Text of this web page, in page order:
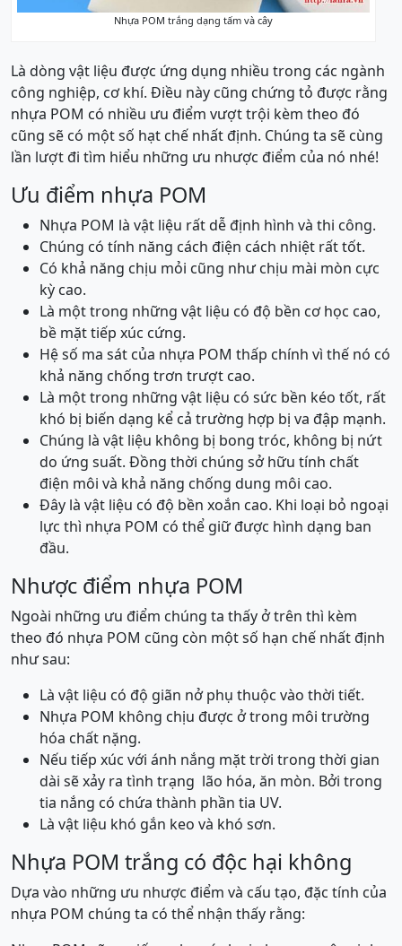
Nhựa POM trắng dạng tấm và cây
Là dòng vật liệu được ứng dụng nhiều trong các ngành
công nghiệp, cơ khí. Điều này cũng chứng tỏ được rằng
nhựa POM có nhiều ưu điểm vượt trội kèm theo đó
cũng sẽ có một số hạt chế nhất định. Chúng ta sẽ cùng
lần lượt đi tìm hiểu những ưu nhược điểm của nó nhé!
Ưu điểm nhựa POM
Nhựa POM là vật liệu rất dễ định hình và thi công.
Chúng có tính năng cách điện cách nhiệt rất tốt.
Có khả năng chịu mỏi cũng như chịu mài mòn cực
kỳ cao.
Là một trong những vật liệu có độ bền cơ học cao,
bề mặt tiếp xúc cứng.
Hệ số ma sát của nhựa POM thấp chính vì thế nó có
khả năng chống trơn trượt cao.
Là một trong những vật liệu có sức bền kéo tốt, rất
khó bị biến dạng kể cả trường hợp bị va đập mạnh.
Chúng là vật liệu không bị bong tróc, không bị nứt
do ứng suất. Đồng thời chúng sở hữu tính chất
điện môi và khả năng chống dung môi cao.
Đây là vật liệu có độ bền xoắn cao. Khi loại bỏ ngoại
lực thì nhựa POM có thể giữ được hình dạng ban
đầu.
Nhược điểm nhựa POM
Ngoài những ưu điểm chúng ta thấy ở trên thì kèm
theo đó nhựa POM cũng còn một số hạn chế nhất định
như sau:
Là vật liệu có độ giãn nở phụ thuộc vào thời tiết.
Nhựa POM không chịu được ở trong môi trường
hóa chất nặng.
Nếu tiếp xúc với ánh nắng mặt trời trong thời gian
dài sẽ xảy ra tình trạng lão hóa, ăn mòn. Bởi trong
tia nắng có chứa thành phần tia UV.
Là vật liệu khó gắn keo và khó sơn.
Nhựa POM trắng có độc hại không
Dựa vào những ưu nhược điểm và cấu tạo, đặc tính của
nhựa POM chúng ta có thể nhận thấy rằng: